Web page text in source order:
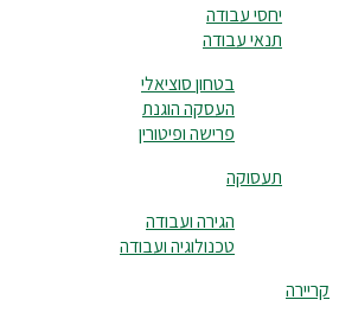
יחסי עבודה
תנאי עבודה
בטחון סוציאלי
העסקה הוגנת
פרישה ופיטורין
תעסוקה
הגירה ועבודה
טכנולוגיה ועבודה
קריירה